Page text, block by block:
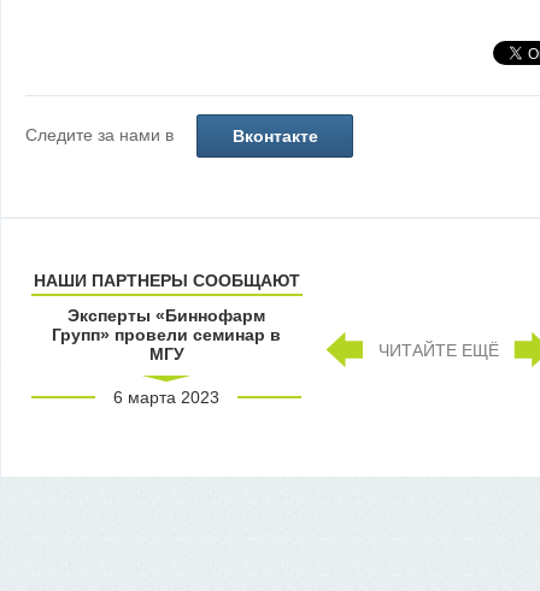
Следите за нами в Вконтакте
НАШИ ПАРТНЕРЫ СООБЩАЮТ
Эксперты «Биннофарм
Групп» провели семинар в
МГУ
6 марта 2023
ЧИТАЙТЕ ЕЩЁ